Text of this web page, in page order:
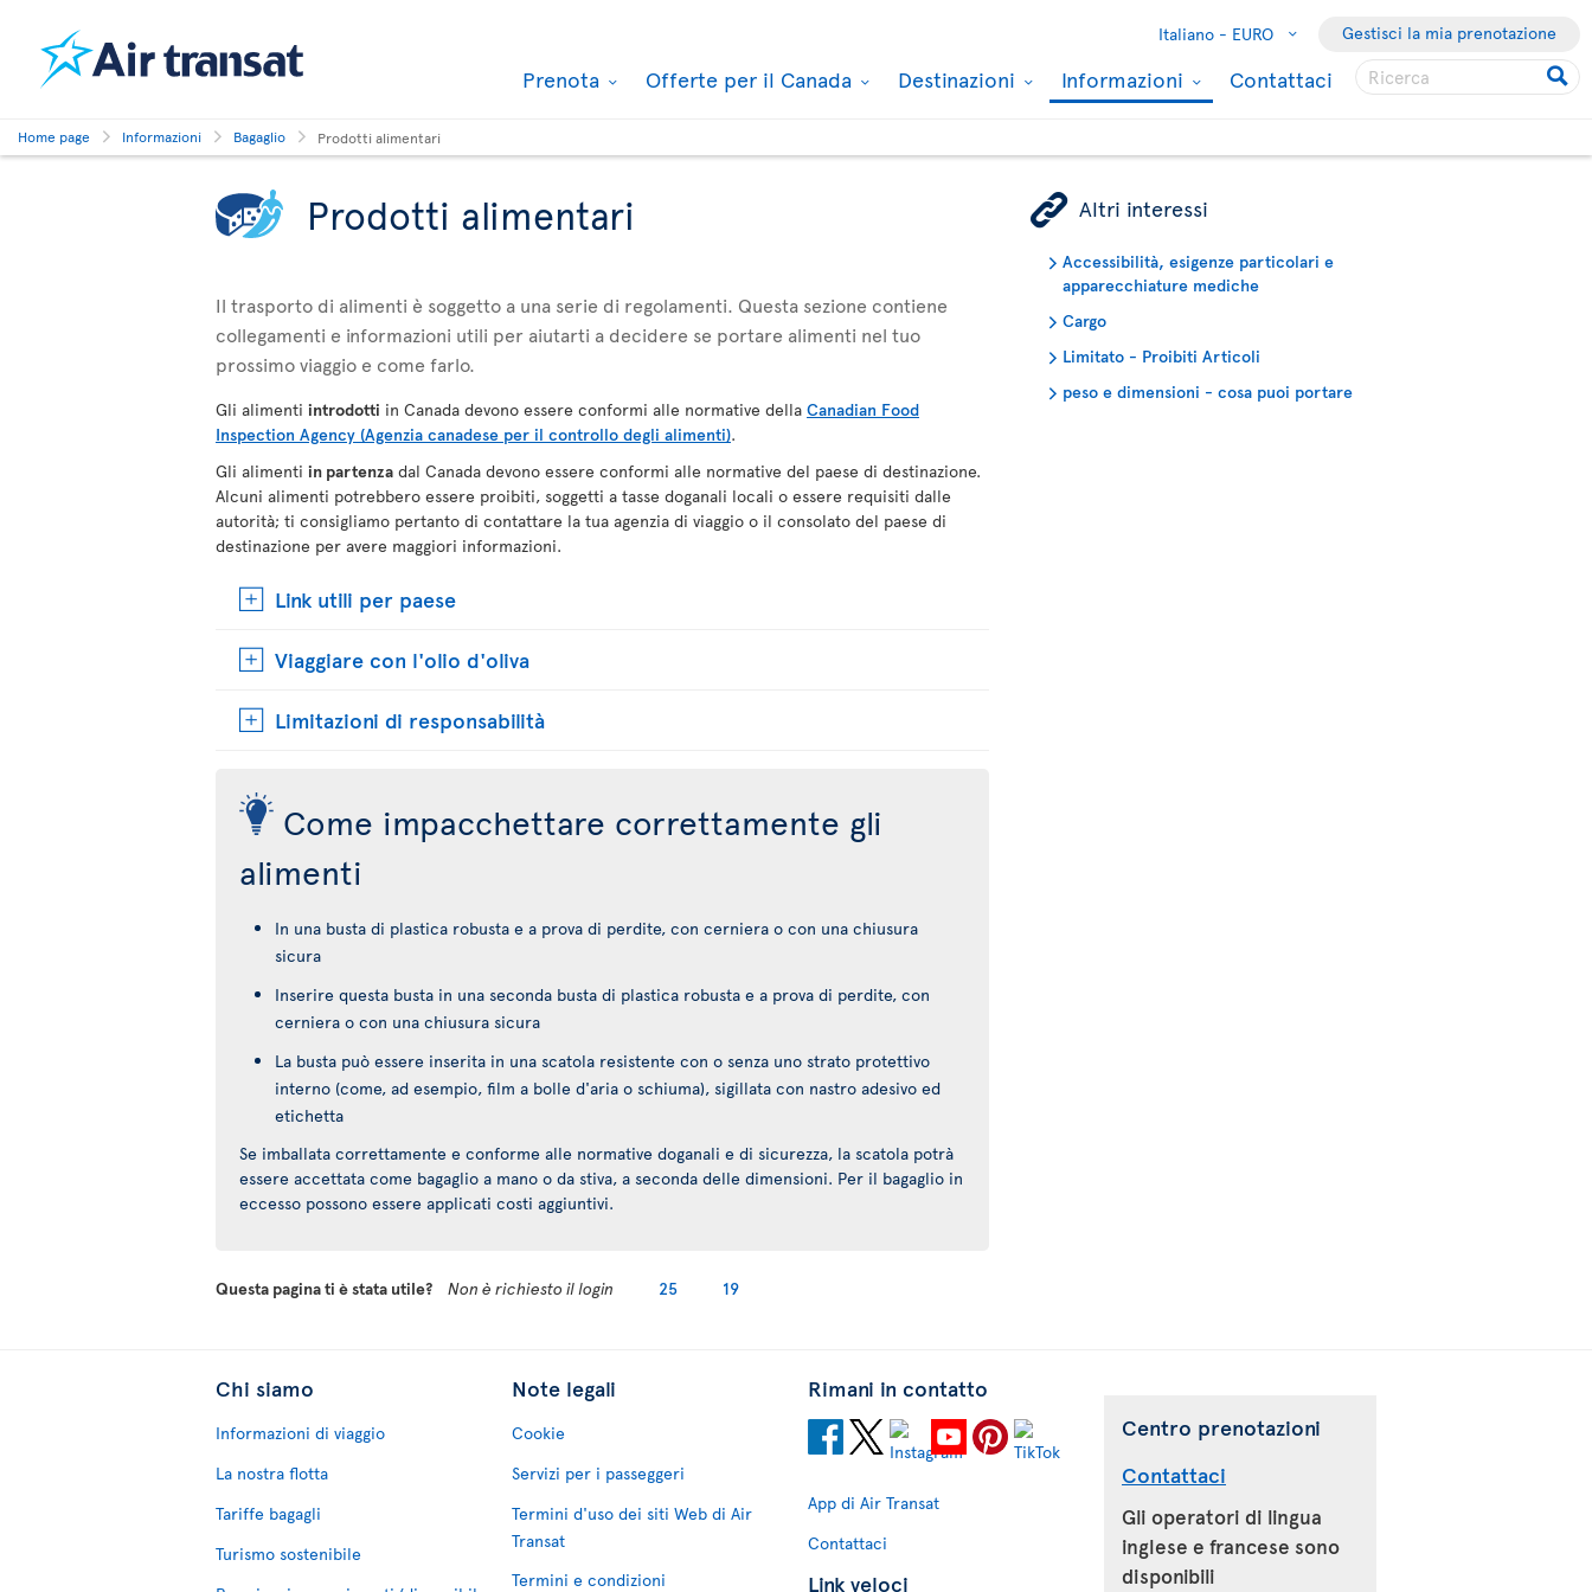
Italiano - EURO Gestisci la mia prenotazione
Prenota Offerte per il Canada Destinazioni Informazioni Contattaci
Home page Informazioni Bagaglio Prodotti alimentari
Prodotti alimentari
Il trasporto di alimenti è soggetto a una serie di regolamenti. Questa sezione contiene
collegamenti e informazioni utili per aiutarti a decidere se portare alimenti nel tuo
prossimo viaggio e come farlo.
Gli alimenti introdotti in Canada devono essere conformi alle normative della Canadian Food
Inspection Agency (Agenzia canadese per il controllo degli alimenti).
Gli alimenti in partenza dal Canada devono essere conformi alle normative del paese di destinazione.
Alcuni alimenti potrebbero essere proibiti, soggetti a tasse doganali locali o essere requisiti dalle
autorità; ti consigliamo pertanto di contattare la tua agenzia di viaggio o il consolato del paese di
destinazione per avere maggiori informazioni.
Link utili per paese
Viaggiare con l'olio d'oliva
Limitazioni di responsabilità
Come impacchettare correttamente gli
alimenti
In una busta di plastica robusta e a prova di perdite, con cerniera o con una chiusura
sicura
Inserire questa busta in una seconda busta di plastica robusta e a prova di perdite, con
cerniera o con una chiusura sicura
La busta può essere inserita in una scatola resistente con o senza uno strato protettivo
interno (come, ad esempio, film a bolle d'aria o schiuma), sigillata con nastro adesivo ed
etichetta
Se imballata correttamente e conforme alle normative doganali e di sicurezza, la scatola potrà
essere accettata come bagaglio a mano o da stiva, a seconda delle dimensioni. Per il bagaglio in
eccesso possono essere applicati costi aggiuntivi.
ÿ Altri interessi
Accessibilità, esigenze particolari e
apparecchiature mediche
Cargo
Limitato - Proibiti Articoli
peso e dimensioni - cosa puoi portare
Questa pagina ti è stata utile? Non è richiesto il login 25 19
Chi siamo
Informazioni di viaggio
La nostra flotta
Tariffe bagagli
Turismo sostenibile
Note legali
Cookie
Servizi per i passeggeri
Termini d'uso dei siti Web di Air
Transat
Termini e condizioni
Rimani in contatto
App di Air Transat
Contattaci
Link veloci
Centro prenotazioni
Contattaci
Gli operatori di lingua
inglese e francese sono
disponibili